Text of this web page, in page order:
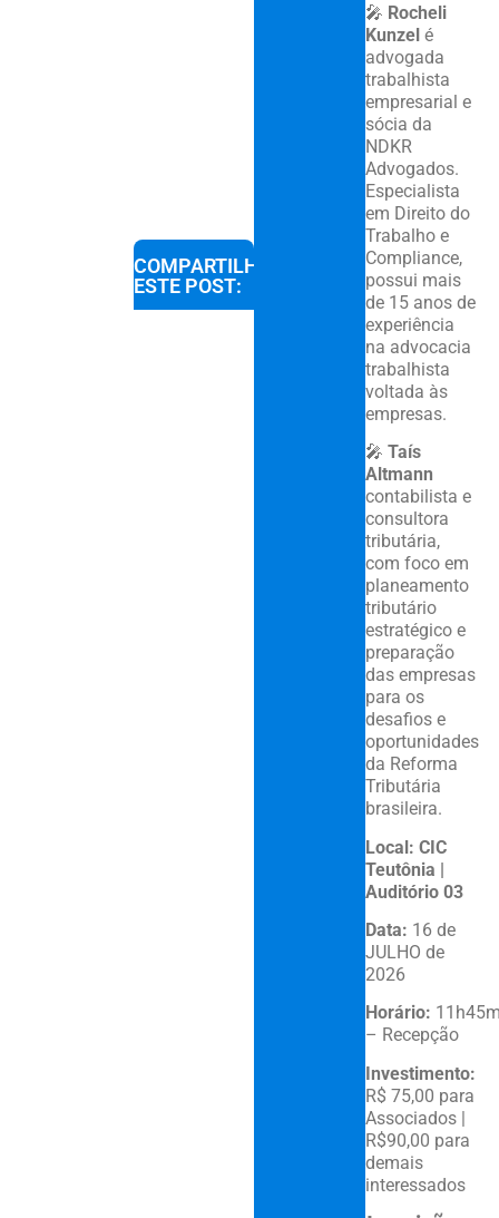
COMPARTILHE
ESTE POST:
🎤 Rocheli
Kunzelé
advogada
trabalhista
empresarial e
sócia da
NDKR
Advogados.
Especialista
em Direito do
Trabalho e
Compliance,
possui mais
de 15 anos de
experiência
na advocacia
trabalhista
voltada às
empresas.
🎤 Taís
Altmann
contabilista e
consultora
tributária,
com foco em
planeamento
tributário
estratégico e
preparação
das empresas
para os
desafios e
oportunidades
da Reforma
Tributária
brasileira.
Local: CIC
Teutônia |
Auditório 03
Data: 16 de
JULHO de
2026
Horário:
– Recepção
Investimento:
R$ 75,00 para
Associados |
R$90,00 para
demais
interessados